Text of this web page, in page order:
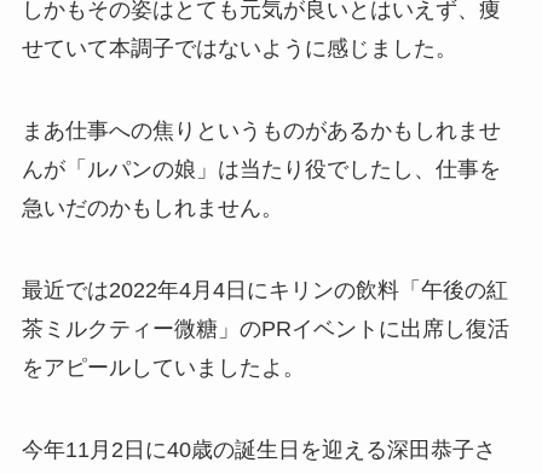
しかもその姿はとても元気が良いとはいえず、痩
せていて本調子ではないように感じました。
まあ仕事への焦りというものがあるかもしれませ
んが「ルパンの娘」は当たり役でしたし、仕事を
急いだのかもしれません。
最近では2022年4月4日にキリンの飲料「午後の紅
茶ミルクティー微糖」のPRイベントに出席し復活
をアピールしていましたよ。
今年11月2日に40歳の誕生日を迎える深田恭子さ